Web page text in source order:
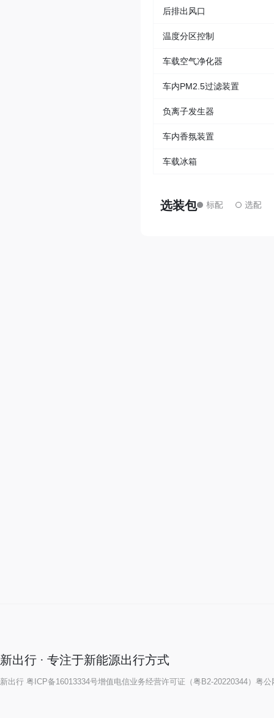
后排出风口
温度分区控制
车载空气净化器
车内PM2.5过滤装置
负离子发生器
车内香氛装置
车载冰箱
选装包
新出行 · 专注于新能源出行方式
新出行 粤ICP备16013334号增值电信业务经营许可证（粤B2-20220344） 粤公